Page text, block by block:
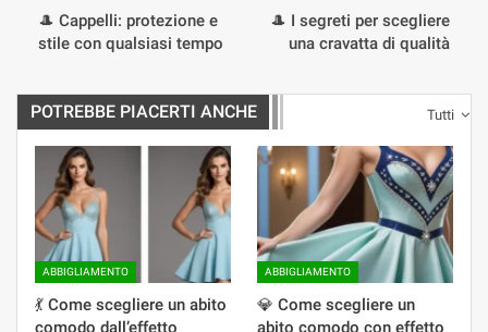
🎩 Cappelli: protezione e
stile con qualsiasi tempo
🎩 I segreti per scegliere
una cravatta di qualità
Tutti
POTREBBE PIACERTI ANCHE
ABBIGLIAMENTO
💃 Come scegliere un abito
comodo dall’effetto
ABBIGLIAMENTO
💎 Come scegliere un
abito comodo con effetto